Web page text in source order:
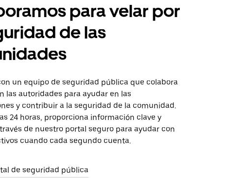
para velar por
de las
un equipo de seguridad pública que colabora
las autoridades para ayudar en las
y contribuir a la seguridad de la comunidad.
24 horas, proporciona información clave y
de nuestro portal seguro para ayudar con
cuando cada segundo cuenta.
de seguridad pública